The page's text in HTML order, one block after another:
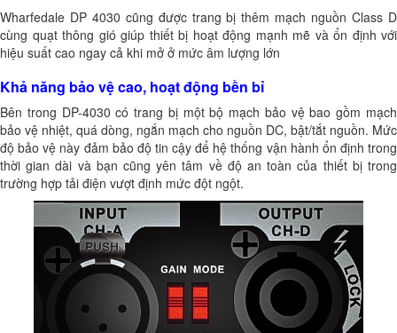
Wharfedale DP 4030 cũng được trang bị thêm mạch nguồn Class D
cùng quạt thông gió giúp thiết bị hoạt động mạnh mẽ và ổn định với
hiệu suất cao ngay cả khi mở ở mức âm lượng lớn
Khả năng bảo vệ cao, hoạt động bền bỉ
Bên trong DP-4030 có trang bị một bộ mạch bảo vệ bao gồm mạch
bảo vệ nhiệt, quá dòng, ngắn mạch cho nguồn DC, bật/tắt nguồn. Mức
độ bảo vệ này đảm bảo độ tin cậy để hệ thống vận hành ổn định trong
thời gian dài và bạn cũng yên tâm về độ an toàn của thiết bị trong
trường hợp tải điện vượt định mức đột ngột.